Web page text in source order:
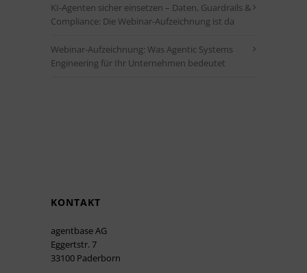
KI-Agenten sicher einsetzen – Daten, Guardrails &
Compliance: Die Webinar-Aufzeichnung ist da
Webinar-Aufzeichnung: Was Agentic Systems
Engineering für Ihr Unternehmen bedeutet
KONTAKT
agentbase AG
Eggertstr. 7
33100 Paderborn